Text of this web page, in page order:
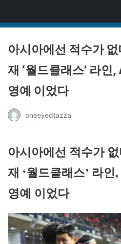
아시아에선 적수가
재 ‘월드클래스’ 라인
영예 이었다
oneeyedtazza
아시아에선 적수가
재 ‘월드클래스’ 라
영예 이었다